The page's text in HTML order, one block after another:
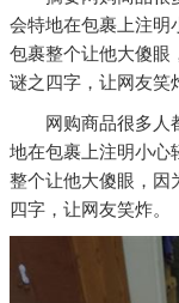
会特地在包裹上注明
包裹整个让他大傻眼
谜之四字，让网友笑
网购商品很多人
地在包裹上注明小心
整个让他大傻眼，因
四字，让网友笑炸。